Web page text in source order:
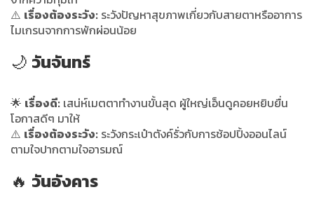
⚠️ เรื่องต้องระวัง: ระวังปัญหาสุขภาพเกี่ยวกับสายตาหรืออาการ
ไมเกรนจากการพักผ่อนน้อย
🌙 วันจันทร์
🌟 เรื่องดี: เสน่ห์เมตตาทำงานขั้นสุด ผู้ใหญ่เอ็นดูคอยหยิบยื่น
โอกาสดีๆ มาให้
⚠️ เรื่องต้องระวัง: ระวังกระเป๋าตังค์รั่วกับการช้อปปิ้งออนไลน์
ตามใจปากตามใจอารมณ์
🔥 วันอังคาร